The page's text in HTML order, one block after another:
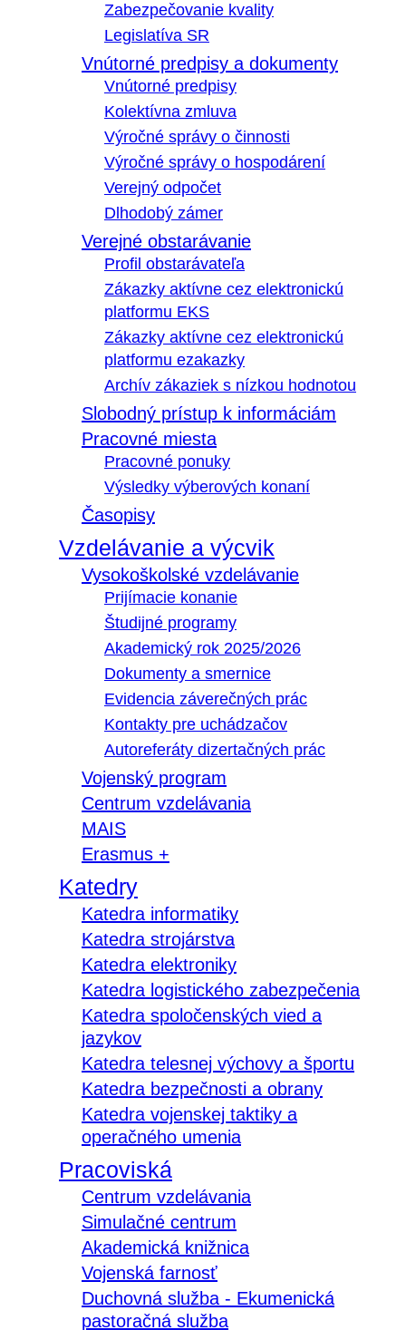
Zabezpečovanie kvality
Legislatíva SR
Vnútorné predpisy a dokumenty
Vnútorné predpisy
Kolektívna zmluva
Výročné správy o činnosti
Výročné správy o hospodárení
Verejný odpočet
Dlhodobý zámer
Verejné obstarávanie
Profil obstarávateľa
Zákazky aktívne cez elektronickú
platformu EKS
Zákazky aktívne cez elektronickú
platformu ezakazky
Archív zákaziek s nízkou hodnotou
Slobodný prístup k informáciám
Pracovné miesta
Pracovné ponuky
Výsledky výberových konaní
Časopisy
Vzdelávanie a výcvik
Vysokoškolské vzdelávanie
Prijímacie konanie
Študijné programy
Akademický rok 2025/2026
Dokumenty a smernice
Evidencia záverečných prác
Kontakty pre uchádzačov
Autoreferáty dizertačných prác
Vojenský program
Centrum vzdelávania
MAIS
Erasmus +
Katedry
Katedra informatiky
Katedra strojárstva
Katedra elektroniky
Katedra logistického zabezpečenia
Katedra spoločenských vied a
jazykov
Katedra telesnej výchovy a športu
Katedra bezpečnosti a obrany
Katedra vojenskej taktiky a
operačného umenia
Pracoviská
Centrum vzdelávania
Simulačné centrum
Akademická knižnica
Vojenská farnosť
Duchovná služba - Ekumenická
pastoračná služba